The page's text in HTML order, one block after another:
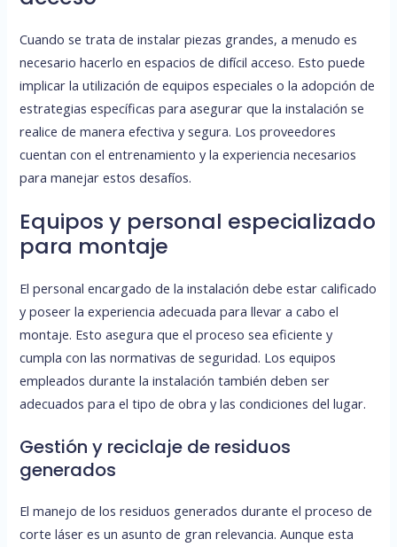
Cuando se trata de instalar piezas grandes, a menudo es
necesario hacerlo en espacios de difícil acceso. Esto puede
implicar la utilización de equipos especiales o la adopción de
estrategias específicas para asegurar que la instalación se
realice de manera efectiva y segura. Los proveedores
cuentan con el entrenamiento y la experiencia necesarios
para manejar estos desafíos.
Equipos y personal especializado
para montaje
El personal encargado de la instalación debe estar calificado
y poseer la experiencia adecuada para llevar a cabo el
montaje. Esto asegura que el proceso sea eficiente y
cumpla con las normativas de seguridad. Los equipos
empleados durante la instalación también deben ser
adecuados para el tipo de obra y las condiciones del lugar.
Gestión y reciclaje de residuos
generados
El manejo de los residuos generados durante el proceso de
corte láser es un asunto de gran relevancia. Aunque esta